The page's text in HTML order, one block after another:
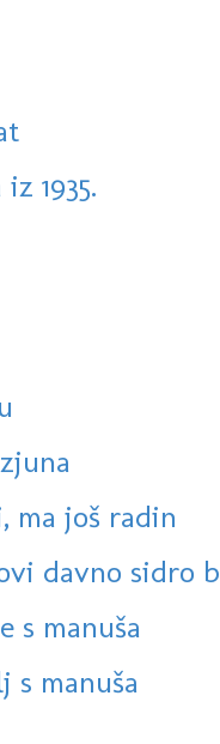
1935.
ma još radin
davno sidro
s manuša
s manuša